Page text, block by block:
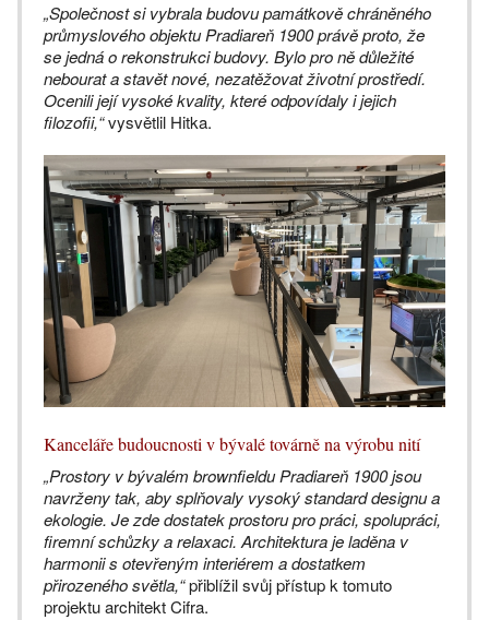
„Společnost si vybrala budovu památkově chráněného
průmyslového objektu Pradiareň 1900 právě proto, že
se jedná o rekonstrukci budovy. Bylo pro ně důležité
nebourat a stavět nové, nezatěžovat životní prostředí.
Ocenili její vysoké kvality, které odpovídaly i jejich
filozofii,“vysvětlil Hitka.
Kanceláře budoucnosti v bývalé továrně na výrobu nití
„Prostory v bývalém brownfieldu Pradiareň 1900 jsou
navrženy tak, aby splňovaly vysoký standard designu a
ekologie. Je zde dostatek prostoru pro práci, spolupráci,
firemní schůzky a relaxaci. Architektura je laděna v
harmonii s otevřeným interiérem a dostatkem
přirozeného světla,“přiblížil svůj přístup k tomuto
projektu architekt Cifra.